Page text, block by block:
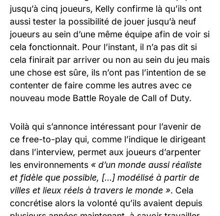
jusqu’à cinq joueurs, Kelly confirme là qu’ils ont
aussi tester la possibilité de jouer jusqu’à neuf
joueurs au sein d’une même équipe afin de voir si
cela fonctionnait. Pour l’instant, il n’a pas dit si
cela finirait par arriver ou non au sein du jeu mais
une chose est sûre, ils n’ont pas l’intention de se
contenter de faire comme les autres avec ce
nouveau mode Battle Royale de Call of Duty.
Voilà qui s’annonce intéressant pour l’avenir de
ce free-to-play qui, comme l’indique le dirigeant
dans l’interview, permet aux joueurs d’arpenter
les environnements « d’un monde aussi réaliste
et fidèle que possible, […] modélisé à partir de
villes et lieux réels à travers le monde ». Cela
concrétise alors la volonté qu’ils avaient depuis